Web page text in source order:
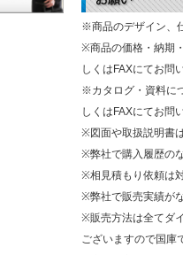
※商品のデザイン、
※商品の価格・納期
しくはFAXにてお問
※カタログ・資料に
しくはFAXにてお問
※図面や取扱説明書
※弊社で購入履歴の
※相見積もり依頼は
※弊社で販売実績が
※販売方法は全てダ
ございますので国庫